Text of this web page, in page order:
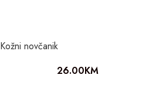
Kožni novčanik
26.00KM